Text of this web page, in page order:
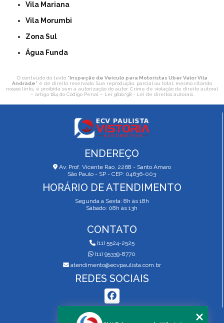
Vila Mariana
Vila Morumbi
Zona Sul
Água Funda
O conteúdo do texto "Inspeção de Veículo para Motoristas Uber Valor Vila
Andrade" é de direito reservado. Sua reprodução, parcial ou total, mesmo citando
nossos links, é proibida sem a autorização do autor. Crime de violação de direito autoral
– artigo 184 do Código Penal – Lei 9610/98 - Lei de direitos autorais.
ENDEREÇO
Av. Prof. Vicente Rao, 2268 - Santo Amaro
São Paulo - SP - CEP: 04636-003
HORÁRIO DE ATENDIMENTO
Segunda a Sexta: 8h às 18h
Sábado: 08h às 13h
CONTATO
(11) 5524-2525
(11) 95339-8770
atendimento@ecvpaulista.com.br
REDES SOCIAIS
MENU